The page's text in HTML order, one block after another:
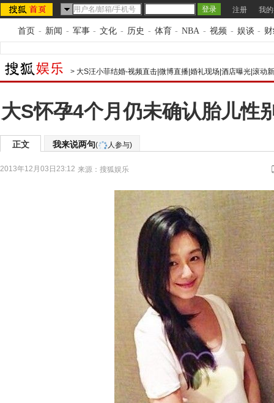
注册 我
首页 - 新闻 - 军事 - 文化 - 历史 - 体育 - NBA - 视频 - 娱谈 -
> 大S汪小菲结婚-视频直击|微博直播|婚礼现场|酒店曝光|滚动
大S怀孕4个月仍未确认胎儿性
正文 我来说两句( 人参与)
2013年12月03日23:12 来源： 搜狐娱乐